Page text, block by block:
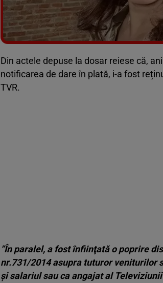
Din actele depuse la dosar reiese că,
notificarea de dare în plată, i-a fost
TVR.
”În paralel, a fost înfiinţată o poprire
nr.731/2014 asupra tuturor veniturilor
şi salariul sau ca angajat al